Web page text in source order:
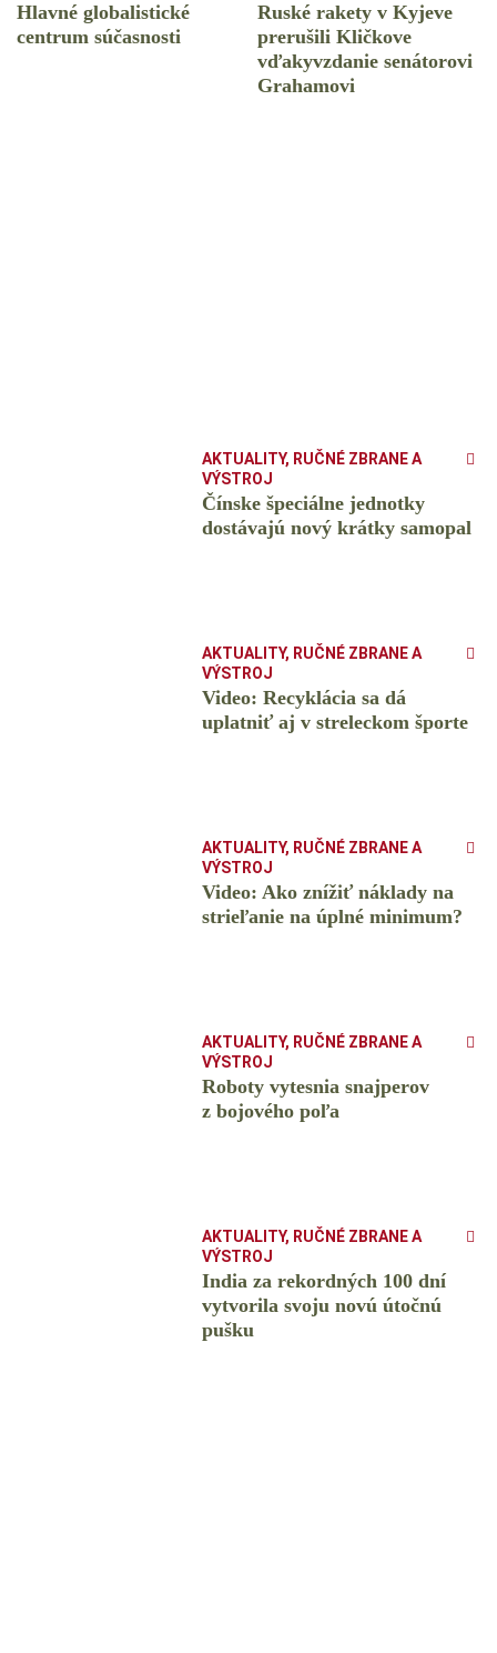
Hlavné globalistické
centrum súčasnosti
Ruské rakety v Kyjeve
prerušili Kličkove
vďakyvzdanie senátorovi
Grahamovi
AKTUALITY, RUČNÉ ZBRANE A
VÝSTROJ
Čínske špeciálne jednotky
dostávajú nový krátky samopal
AKTUALITY, RUČNÉ ZBRANE A
VÝSTROJ
Video: Recyklácia sa dá
uplatniť aj v streleckom športe
AKTUALITY, RUČNÉ ZBRANE A
VÝSTROJ
Video: Ako znížiť náklady na
strieľanie na úplné minimum?
AKTUALITY, RUČNÉ ZBRANE A
VÝSTROJ
Roboty vytesnia snajperov
z bojového poľa
AKTUALITY, RUČNÉ ZBRANE A
VÝSTROJ
India za rekordných 100 dní
vytvorila svoju novú útočnú
pušku